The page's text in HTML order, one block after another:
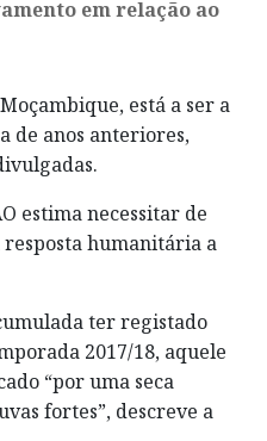
em relação ao
está a ser a
de anos anteriores,
estima necessitar de
resposta humanitária a
ter registado
2017/18, aquele
“por uma seca
fortes”, descreve a